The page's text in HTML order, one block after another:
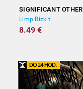
SIGNIFICANT OTHER
Limp Bizkit
8.49 €